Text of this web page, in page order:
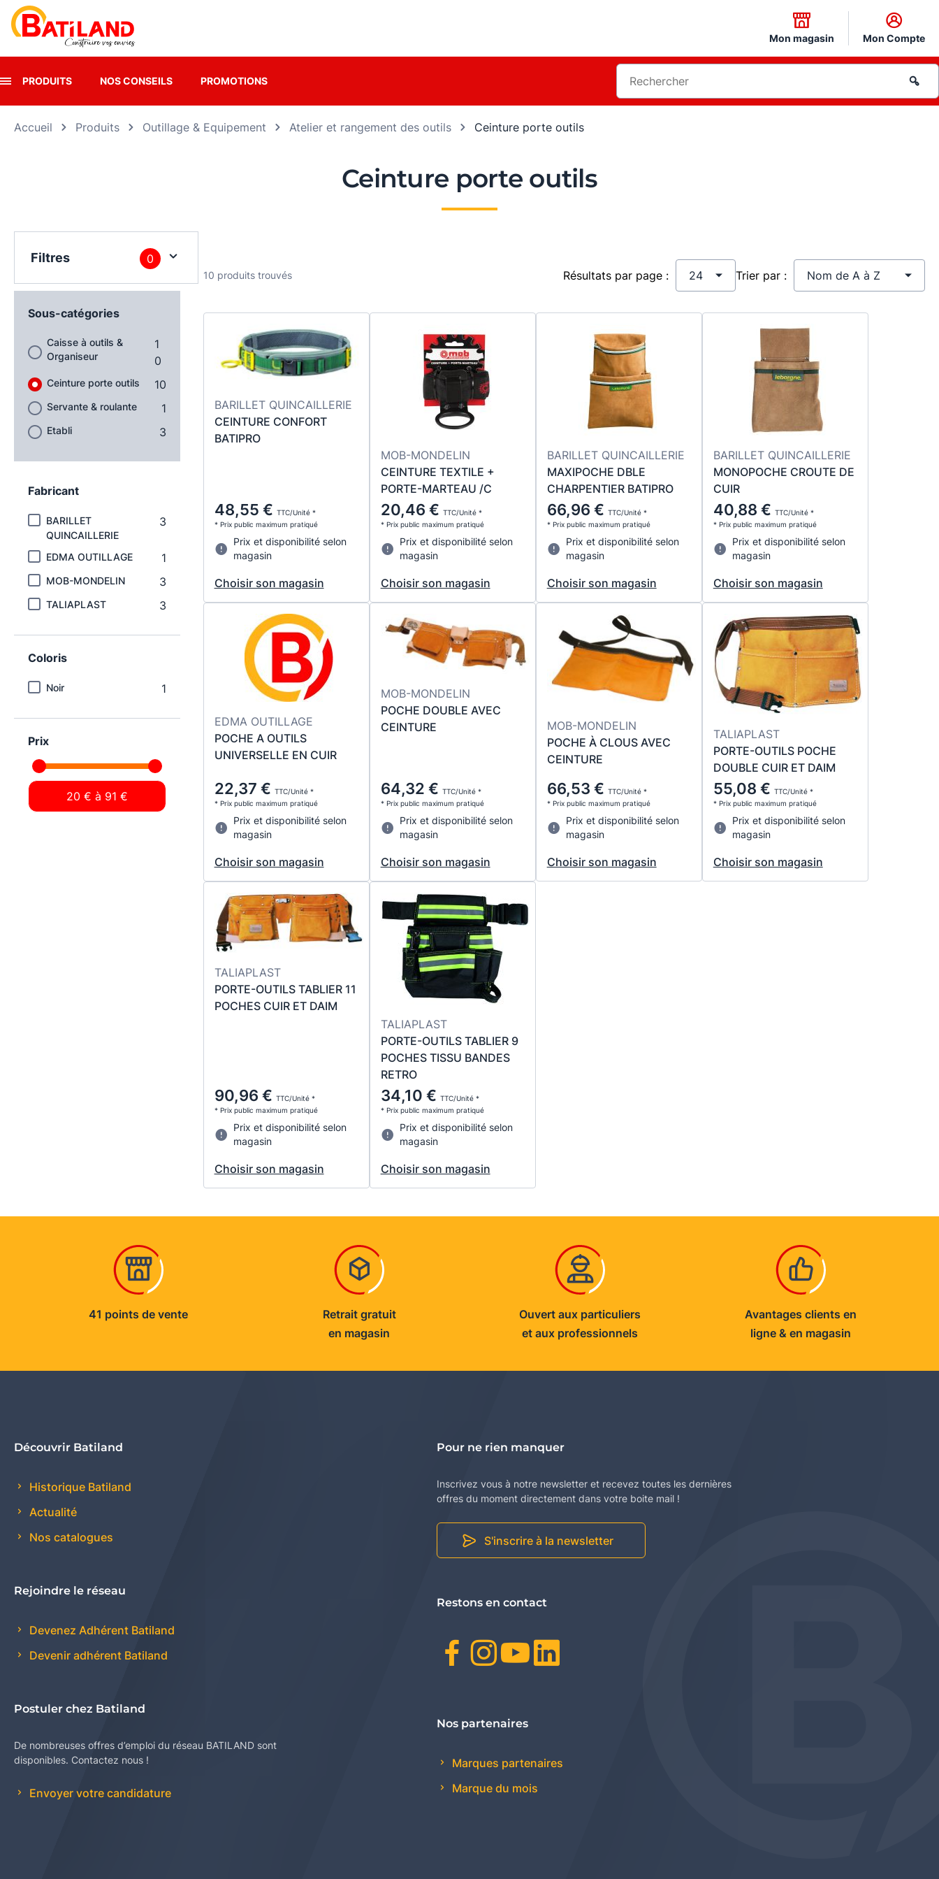
Mon magasin Mon Compte
PRODUITS NOS CONSEILS PROMOTIONS
Accueil Produits Outillage & Equipement Atelier et rangement des outils Ceinture porte outils
Ceinture porte outils
Filtres 0
Sous-catégories
Caisse à outils &
Organiseur
1
0
Ceinture porte outils 10
Servante & roulante 1
Etabli 3
Fabricant
BARILLET
QUINCAILLERIE
3
EDMA OUTILLAGE 1
MOB-MONDELIN 3
TALIAPLAST 3
Coloris
Noir 1
Prix
10 produits trouvés Résultats par page : Trier par :
BARILLET QUINCAILLERIE
CEINTURE CONFORT
BATIPRO
48,55 € TTC/Unité *
* Prix public maximum pratiqué
Prix et disponibilité selon
magasin
Choisir son magasin
MOB-MONDELIN
CEINTURE TEXTILE +
PORTE-MARTEAU /C
20,46 € TTC/Unité *
* Prix public maximum pratiqué
Prix et disponibilité selon
magasin
Choisir son magasin
BARILLET QUINCAILLERIE
MAXIPOCHE DBLE
CHARPENTIER BATIPRO
66,96 € TTC/Unité *
* Prix public maximum pratiqué
Prix et disponibilité selon
magasin
Choisir son magasin
BARILLET QUINCAILLERIE
MONOPOCHE CROUTE DE
CUIR
40,88 € TTC/Unité *
* Prix public maximum pratiqué
Prix et disponibilité selon
magasin
Choisir son magasin
EDMA OUTILLAGE
POCHE A OUTILS
UNIVERSELLE EN CUIR
22,37 € TTC/Unité *
* Prix public maximum pratiqué
Prix et disponibilité selon
magasin
Choisir son magasin
MOB-MONDELIN
POCHE DOUBLE AVEC
CEINTURE
64,32 € TTC/Unité *
* Prix public maximum pratiqué
Prix et disponibilité selon
magasin
Choisir son magasin
MOB-MONDELIN
POCHE À CLOUS AVEC
CEINTURE
66,53 € TTC/Unité *
* Prix public maximum pratiqué
Prix et disponibilité selon
magasin
Choisir son magasin
TALIAPLAST
PORTE-OUTILS POCHE
DOUBLE CUIR ET DAIM
55,08 € TTC/Unité *
* Prix public maximum pratiqué
Prix et disponibilité selon
magasin
Choisir son magasin
TALIAPLAST
PORTE-OUTILS TABLIER 11
POCHES CUIR ET DAIM
90,96 € TTC/Unité *
* Prix public maximum pratiqué
Prix et disponibilité selon
magasin
Choisir son magasin
TALIAPLAST
PORTE-OUTILS TABLIER 9
POCHES TISSU BANDES
RETRO
34,10 € TTC/Unité *
* Prix public maximum pratiqué
Prix et disponibilité selon
magasin
Choisir son magasin
41 points de vente
Retrait gratuit
en magasin
Ouvert aux particuliers
et aux professionnels
Avantages clients en
ligne & en magasin
Découvrir Batiland
Historique Batiland
Actualité
Nos catalogues
Rejoindre le réseau
Devenez Adhérent Batiland
Devenir adhérent Batiland
Postuler chez Batiland
De nombreuses offres d’emploi du réseau BATILAND sont
disponibles. Contactez nous !
Envoyer votre candidature
Pour ne rien manquer
Inscrivez vous à notre newsletter et recevez toutes les dernières
offres du moment directement dans votre boite mail !
S'inscrire à la newsletter
Restons en contact
Facebook
Instagram
Youtube
Nos partenaires
Marques partenaires
Marque du mois
Panneau de gestion des cookies